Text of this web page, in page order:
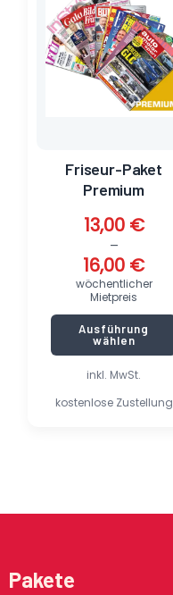
inkl. MwSt.
kostenlose Zustellung
Friseur-Paket
Premium
13,00 €
–
16,00 €
wöchentlicher
Mietpreis
Ausführung
wählen
mehrere
Varianten
auf.
Die
Optionen
können
gewählt
werden
Pakete